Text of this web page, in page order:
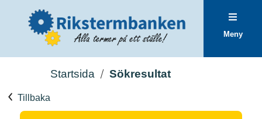
Meny
Startsida Sökresultat
Tillbaka